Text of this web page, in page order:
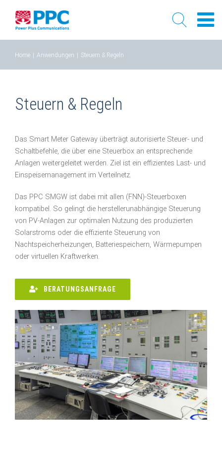
content
Home Anwendungen Steuern & Regeln
Steuern & Regeln
Das Smart Meter Gateway überträgt autorisierte Steuer- und
Schaltbefehle, die über eine Steuerbox an entsprechende
Anlagen weitergeleitet werden. Ziel ist ein effizientes Last- und
Einspeisemanagement im Verteilnetz.
Das PPC SMGW ist dabei mit allen (FNN)-Steuerboxen
kompatibel. So gelingt die herstellerunabhängige Steuerung
von PV-Anlagen zur optimalen Nutzung des produzierten
Solarstroms oder die effiziente Steuerung von
Nachtspeicherheizungen, Batteriespeichern, Wärmepumpen
oder virtuellen Kraftwerken.
BERATUNGSANFRAGE